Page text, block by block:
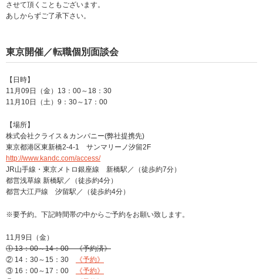
させて頂くこともございます。
あしからずご了承下さい。
東京開催／転職個別面談会
【日時】
11月09日（金）13：00～18：30
11月10日（土）9：30～17：00
【場所】
株式会社クライス＆カンパニー(弊社提携先)
東京都港区東新橋2-4-1 サンマリーノ汐留2F
http://www.kandc.com/access/
JR山手線・東京メトロ銀座線 新橋駅／（徒歩約7分）
都営浅草線 新橋駅／（徒歩約4分）
都営大江戸線 汐留駅／（徒歩約4分）
※要予約。下記時間帯の中からご予約をお願い致します。
11月9日（金）
① 13：00～14：00 《予約済》
② 14：30～15：30
《予約》
③ 16：00～17：00
《予約》